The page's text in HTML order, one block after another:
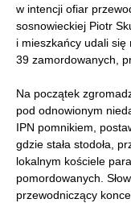
w intencji ofiar
sosnowieckiej Piotr
i mieszkańcy udali
39 zamordowanych,
Na początek
pod odnowionym
IPN pomnikiem,
gdzie stała stodoła,
lokalnym kościele
pomordowanych.
przewodniczący